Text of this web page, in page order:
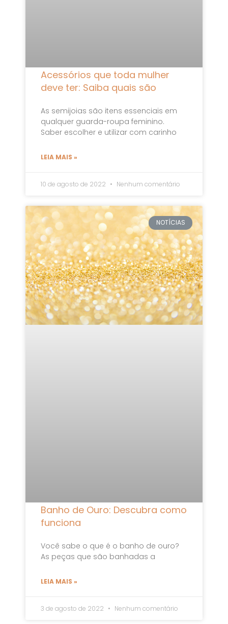
Acessórios que toda mulher
deve ter: Saiba quais são
As semijoias são itens essenciais em
qualquer guarda-roupa feminino.
Saber escolher e utilizar com carinho
LEIA MAIS »
10 de agosto de 2022 Nenhum comentário
NOTÍCIAS
Banho de Ouro: Descubra como
funciona
Você sabe o que é o banho de ouro?
As peças que são banhadas a
LEIA MAIS »
3 de agosto de 2022 Nenhum comentário